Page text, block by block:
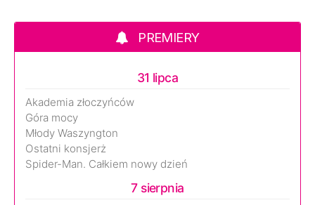
PREMIERY
31 lipca
Akademia złoczyńców
Góra mocy
Młody Waszyngton
Ostatni konsjerż
Spider-Man. Całkiem nowy dzień
7 sierpnia